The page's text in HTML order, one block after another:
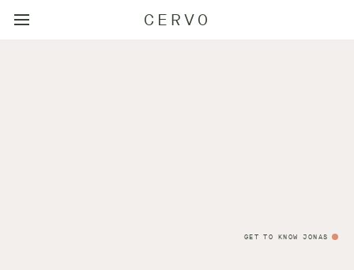
CERVO
GET TO KNOW JONAS